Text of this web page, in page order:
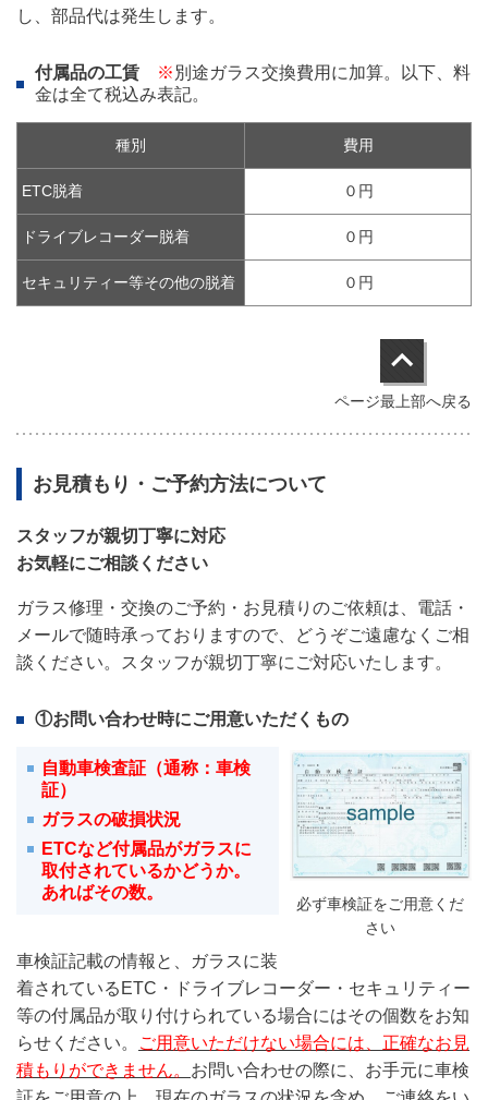
し、部品代は発生します。
付属品の工賃 ※ 別途ガラス交換費用に加算。以下、料
金は全て税込み表記。
種別 費用
ETC脱着 ０円
ドライブレコーダー脱着 ０円
セキュリティー等その他の脱着 ０円
ページ最上部へ戻る
お見積もり・ご予約方法について
スタッフが親切丁寧に対応
お気軽にご相談ください
ガラス修理・交換のご予約・お見積りのご依頼は、電話・
メールで随時承っておりますので、どうぞご遠慮なくご相
談ください。スタッフが親切丁寧にご対応いたします。
①お問い合わせ時にご用意いただくもの
必ず車検証をご用意くだ
さい
自動車検査証（通称：車検
証）
ガラスの破損状況
ETCなど付属品がガラスに
取付されているかどうか。
あればその数。
車検証記載の情報と、ガラスに装
着されているETC・ドライブレコーダー・セキュリティー
等の付属品が取り付けられている場合にはその個数をお知
らせください。
ご用意いただけない場合には、正確なお見
積もりができません。 お問い合わせの際に、お手元に車検